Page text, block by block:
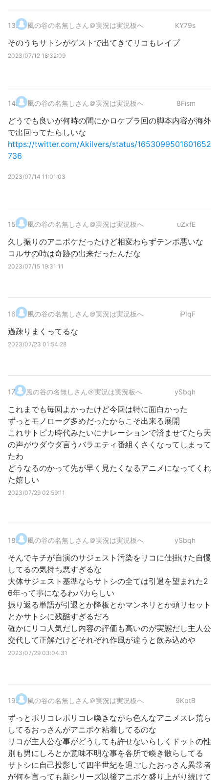
13. 風の谷の名無しさん＠実況は実況板へ KY79s
そのうちサトシがゲストで出てきてリコもレイプ
2023/07/12 18:32:09
14. 風の谷の名無しさん＠実況は実況板へ 8Fism
どうでも良いが何時の間にかロケプラ回の脚本内容が海外
で出回ってたらしいな
https://twitter.com/Akilvers/status/1653099501601652
736
2023/07/14 11:01:03
15. 風の谷の名無しさん＠実況は実況板へ uZxfE
久し振りのアニポケだったけど相変わらずテンポ悪いな
コルサの時は奇跡の出来だったんだな
2023/07/15 19:31:11
16. 風の谷の名無しさん＠実況は実況板へ iPIqF
過疎りまくってるな
2023/07/23 01:54:28
17. 風の谷の名無しさん＠実況は実況板へ ySbqh
これまでも毎回よかったけど今回は特に面白かった
ずっとモノローグ多めだったからこそ出来る展開
これサトピカ時代みたいにナレーションで済ませてたら天
の声がウダウダ言うバラエティ番組くさくなってしまって
たわ
どうなるのかって先が早く見たくなるアニメになってくれ
た嬉しい
2023/07/29 02:59:11
18. 風の谷の名無しさん＠実況は実況板へ ySbqh
そんでキチが自演のサジェスト汚染をリコに仕掛けた自慢
してるの気持ち悪すぎるな
大体サジェスト基準ならサトシの全ては引退を望まれた2
6年って事になるわバカらしい
振り返る単語が引退とか降板とかマンネリとか頭リセット
とかサトシに残酷すぎるだろ
確かにリコ人気だし内容の評価も高いのが実態だし主人公
交代して正解だけどそれぞれ作風が違うと飲み込めや
2023/07/29 03:04:31
19. 風の谷の名無しさん＠実況は実況板へ 9KptB
ずっとポリコレポリコレ喚きながら色んなアニメスレ荒ら
してるおっさんがアニポケ粘着してるのな
リコが主人公な事がどうしても許せないらしくドットの性
別も男にしろとか意味不明な事を各所で喚き散らしてる
サトシに自己投影して四半世紀を過ごしたおっさん異常者
が何を言っても新シリーズ以後アニポケ盛り上がり続けて